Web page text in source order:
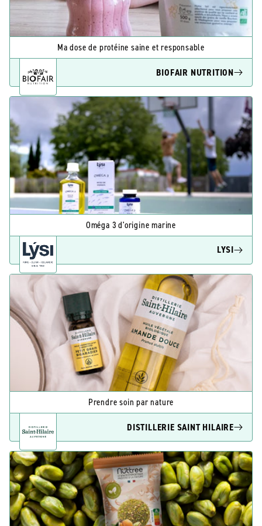
Ma dose de protéine saine et responsable
BIOFAIR NUTRITION
Oméga 3 d'origine marine
LYSI
Prendre soin par nature
DISTILLERIE SAINT HILAIRE